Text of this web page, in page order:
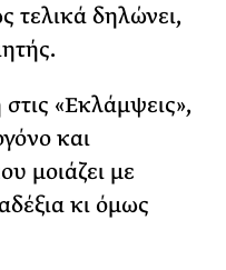
τελικά δηλώνει,
«Εκλάμψεις»,
και
μοιάζει με
κι όμως